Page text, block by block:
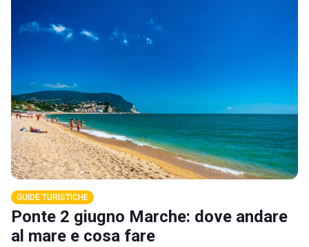
GUIDE TURISTICHE
Ponte 2 giugno Marche: dove andare
al mare e cosa fare